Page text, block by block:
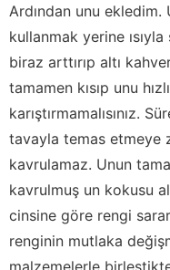
Ardından unu ekledim.
kullanmak yerine ısıyla
biraz arttırıp altı
tamamen kısıp unu
karıştırmamalısınız.
tavayla temas etmeye
kavrulamaz. Unun
kavrulmuş un kokusu
cinsine göre rengi
renginin mutlaka
malzemelerle